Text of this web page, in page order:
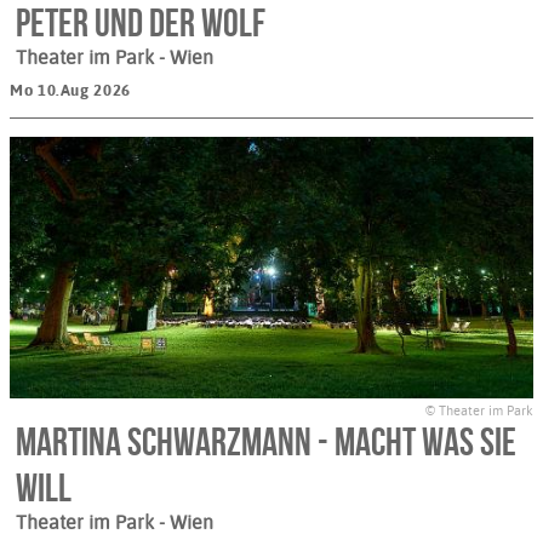
PETER UND DER WOLF
Theater im Park- Wien
Mo 10.Aug 2026
© Theater im Park
Martina Schwarzmann - macht was Sie
will
Theater im Park- Wien